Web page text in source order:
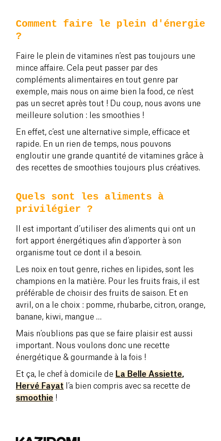
Comment faire le plein d'énergie
?
Faire le plein de vitamines n’est pas toujours une
mince affaire. Cela peut passer par des
compléments alimentaires en tout genre par
exemple, mais nous on aime bien la food, ce n’est
pas un secret après tout ! Du coup, nous avons une
meilleure solution : les smoothies !
En effet, c’est une alternative simple, efficace et
rapide. En un rien de temps, nous pouvons
engloutir une grande quantité de vitamines grâce à
des recettes de smoothies toujours plus créatives.
Quels sont les aliments à
privilégier ?
Il est important d’utiliser des aliments qui ont un
fort apport énergétiques afin d’apporter à son
organisme tout ce dont il a besoin.
Les noix en tout genre, riches en lipides, sont les
champions en la matière. Pour les fruits frais, il est
préférable de choisir des fruits de saison. Et en
avril, on a le choix : pomme, rhubarbe, citron, orange,
banane, kiwi, mangue …
Mais n’oublions pas que se faire plaisir est aussi
important. Nous voulons donc une recette
énergétique & gourmande à la fois !
Et ça, le chef à domicile de La Belle Assiette,
Hervé Fayat l’a bien compris avec sa recette de
smoothie !